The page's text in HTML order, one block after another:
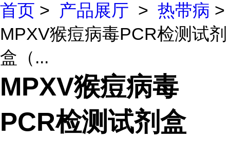
首页 > 产品展厅 > 热带病 >
MPXV猴痘病毒PCR检测试剂
盒（...
MPXV猴痘病毒
PCR检测试剂盒